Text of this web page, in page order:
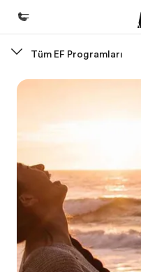
EF'e hoş geldiniz
Ofislerimiz
Size yakın bir EF ofisi bulun
Hakkımızda
Biz kimiz?
Tüm EF Programları